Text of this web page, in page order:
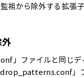
視から除外する拡張
」ファイルと同じデ
」